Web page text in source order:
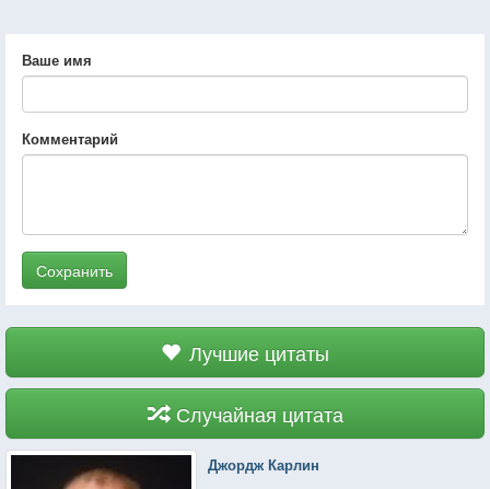
Ваше имя
Комментарий
Сохранить
Лучшие цитаты
Случайная цитата
Джордж Карлин